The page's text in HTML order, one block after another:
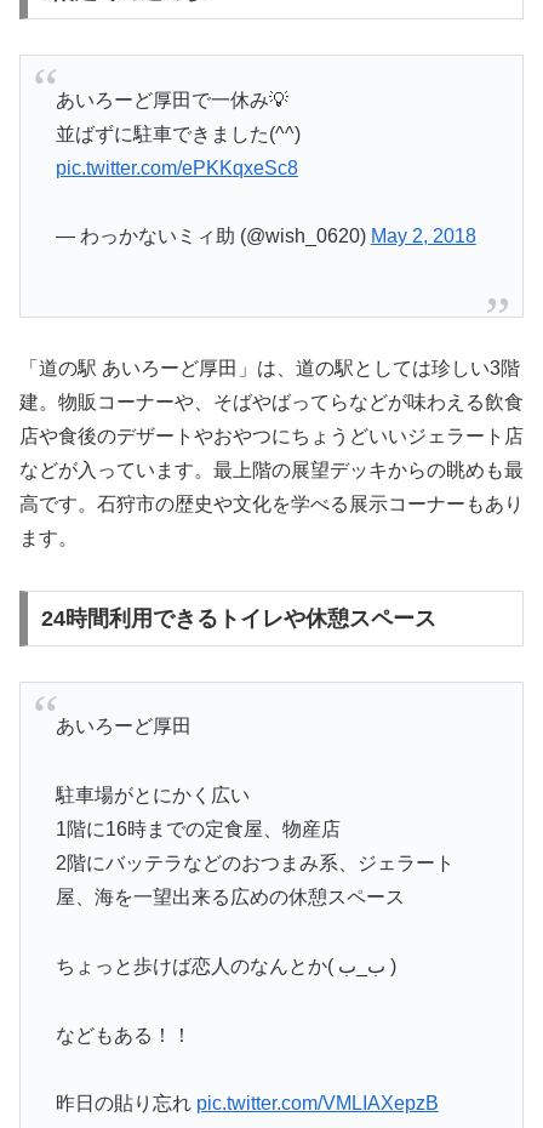
あいろーど厚田で一休み💡
並ばずに駐車できました(^^)
pic.twitter.com/ePKKqxeSc8
— わっかないミィ助 (@wish_0620) May 2, 2018
「道の駅 あいろーど厚田」は、道の駅としては珍しい3階
建。物販コーナーや、そばやばってらなどが味わえる飲食
店や食後のデザートやおやつにちょうどいいジェラート店
などが入っています。最上階の展望デッキからの眺めも最
高です。石狩市の歴史や文化を学べる展示コーナーもあり
ます。
24時間利用できるトイレや休憩スペース
あいろーど厚田
駐車場がとにかく広い
1階に16時までの定食屋、物産店
2階にバッテラなどのおつまみ系、ジェラート
屋、海を一望出来る広めの休憩スペース
ちょっと歩けば恋人のなんとか( ب_ب )
などもある！！
昨日の貼り忘れ pic.twitter.com/VMLIAXepzB